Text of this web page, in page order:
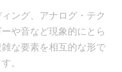
ング、アナログ・テク
や音など現象的にとら
な要素を相互的な形で
。